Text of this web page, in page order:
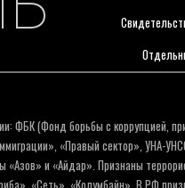
ФБК (Фонд борьбы с коррупцией,
«Правый сектор», УНА-
«Азов» и «Айдар». Признаны
«Сеть», «Колумбайн». В РФ